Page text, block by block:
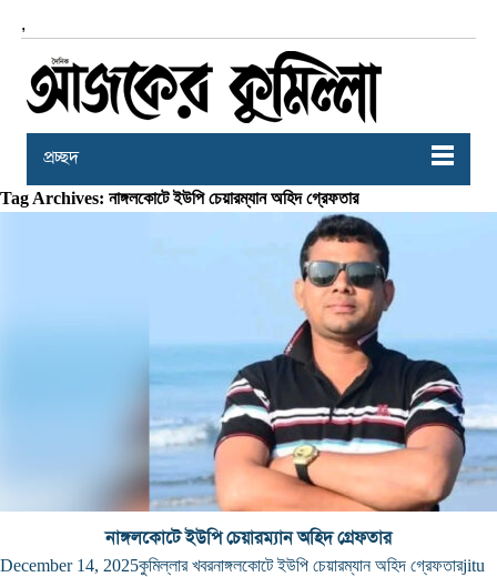
,
প্রচ্ছদ
Tag Archives: নাঙ্গলকোটে ইউপি চেয়ারম্যান অহিদ গ্রেফতার
নাঙ্গলকোটে ইউপি চেয়ারম্যান অহিদ গ্রেফতার
December 14, 2025কুমিল্লার খবরনাঙ্গলকোটে ইউপি চেয়ারম্যান অহিদ গ্রেফতারjitu